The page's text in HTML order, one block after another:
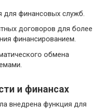
для финансовых служб.
договоров для более
финансированием.
обмена
и финансах
внедрена функция для